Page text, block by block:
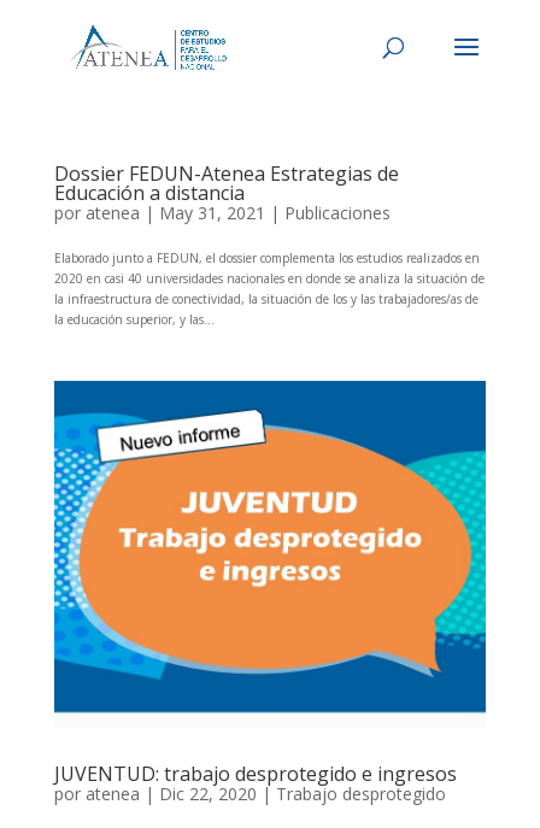
Dossier FEDUN-Atenea Estrategias de
Educación a distancia
por atenea | May 31, 2021 | Publicaciones
Elaborado junto a FEDUN, el dossier complementa los estudios realizados en
2020 en casi 40 universidades nacionales en donde se analiza la situación de
la infraestructura de conectividad, la situación de los y las trabajadores/as de
la educación superior, y las...
JUVENTUD: trabajo desprotegido e ingresos
por atenea | Dic 22, 2020 | Trabajo desprotegido